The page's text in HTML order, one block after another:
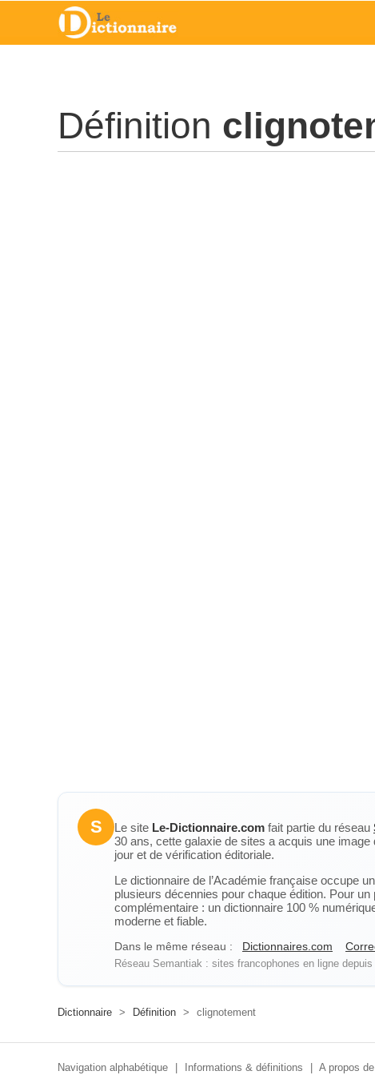
Définition
S Le site Le-Dictionnaire.com fait partie du réseau
30 ans, cette galaxie de sites a acquis une
jour et de vérification éditoriale.
Le dictionnaire de l’Académie française occupe
plusieurs décennies pour chaque édition. Pour
complémentaire : un dictionnaire 100 %
moderne et fiable.
Dans le même réseau : Dictionnaires.com
Réseau Semantiak : sites francophones en ligne
Dictionnaire > Définition > clignotement
Navigation alphabétique Informations & définitions A propos